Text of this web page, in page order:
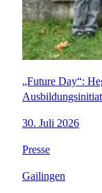
„Future Day“:
30. Juli 2026
Presse
Gailingen